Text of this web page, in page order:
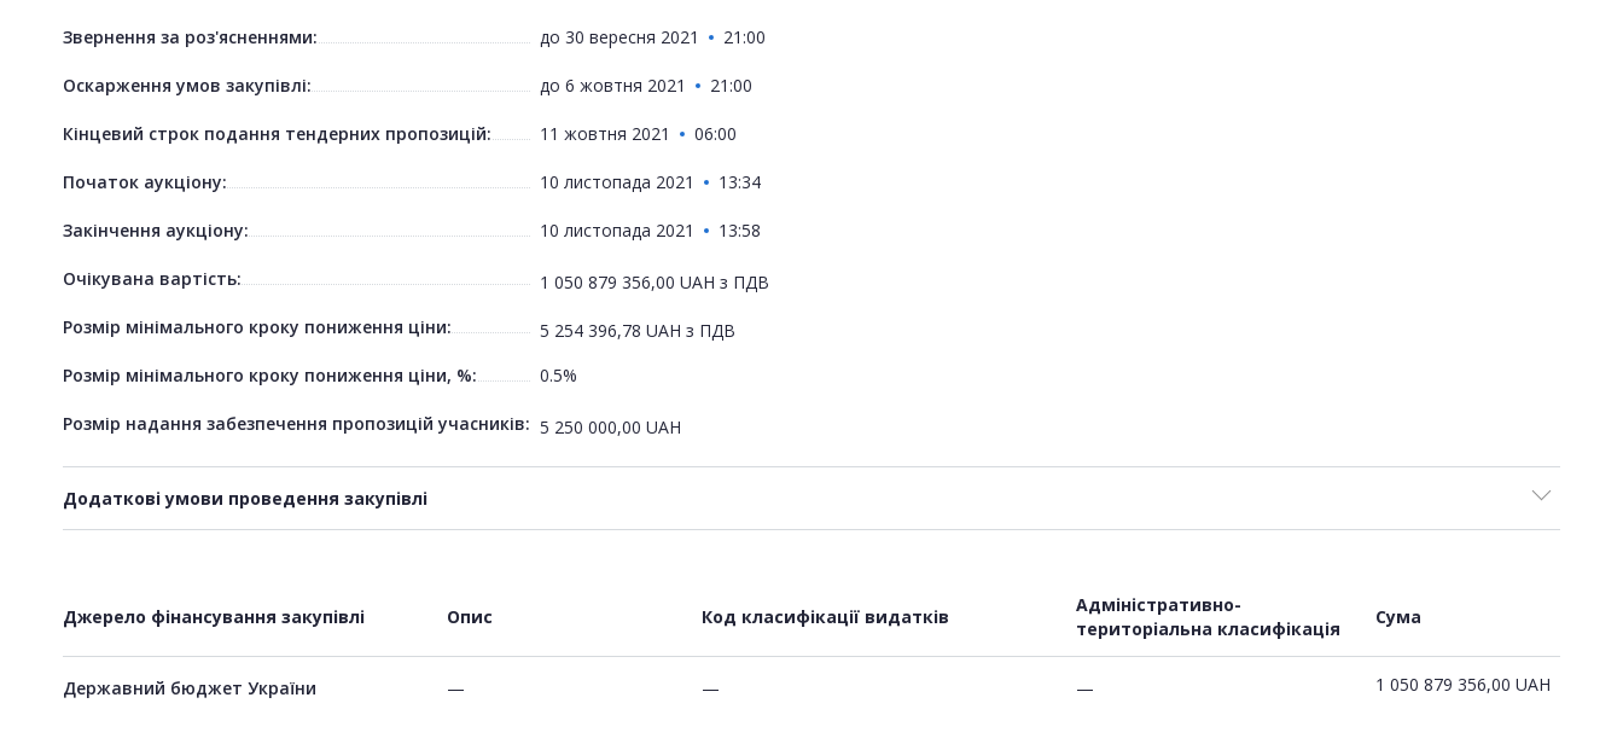
Звернення за роз'ясненнями: до 30 вересня 2021 21:00
Оскарження умов закупівлі: до 6 жовтня 2021 21:00
Кінцевий строк подання тендерних пропозицій: 11 жовтня 2021 06:00
Початок аукціону: 10 листопада 2021 13:34
Закінчення аукціону: 10 листопада 2021 13:58
Очікувана вартість: 1 050 879 356,00 UAH з ПДВ
Розмір мінімального кроку пониження ціни:
5 254 396,78 UAH з ПДВ
Розмір мінімального кроку пониження ціни, %:
0.5%
Розмір надання забезпечення пропозицій учасників: 5 250 000,00 UAH
Додаткові умови проведення закупівлі
Джерело фінансування закупівлі Опис Код класифікації видатків
Адміністративно-
територіальна класифікація
Сума
Державний бюджет України — — — 1 050 879 356,00 UAH